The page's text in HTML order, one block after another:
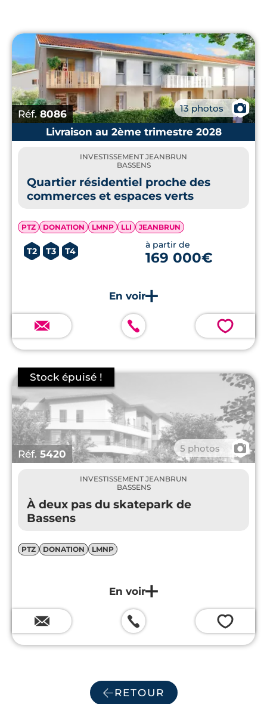
Réf. 8086 13 photos
📷
Livraison au 2ème trimestre 2028
INVESTISSEMENT JEANBRUN
BASSENS
Quartier résidentiel proche des
commerces et espaces verts
PTZ DONATION LMNP LLI JEANBRUN
T2 T3 T4
à partir de
169 000€
💗
Réf. 5420 5 photos 📷
INVESTISSEMENT JEANBRUN
BASSENS
À deux pas du skatepark de
Bassens
PTZ DONATION LMNP
💗
RETOUR